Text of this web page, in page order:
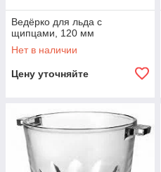
Ведёрко для льда с
щипцами, 120 мм
Нет в наличии
Цену уточняйте